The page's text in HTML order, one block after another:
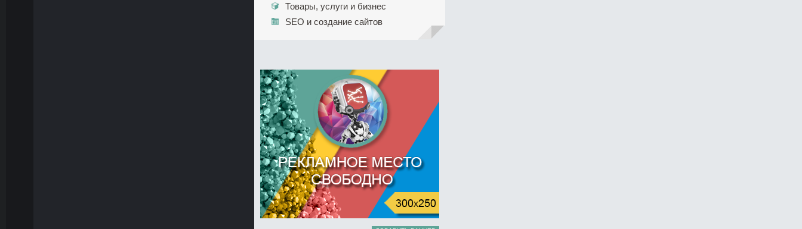
Товары, услуги и бизнес
SEO и создание сайтов